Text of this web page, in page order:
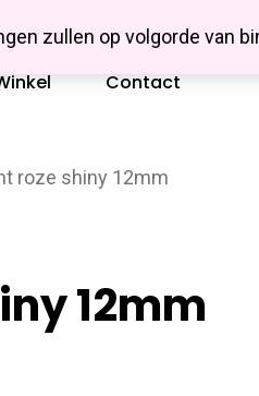
zullen op volgorde van
Contact
roze shiny 12mm
12mm